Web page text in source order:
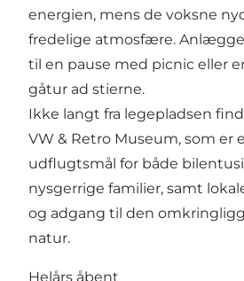
energien, mens de voksne
fredelige atmosfære.
til en pause med picnic eller
gåtur ad stierne.
Ikke langt fra legepladsen
VW & Retro Museum, som
udflugtsmål for både
nysgerrige familier, samt
og adgang til den
natur.
Helårs åbent